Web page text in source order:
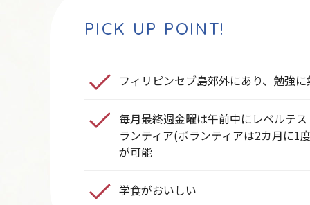
PICK UP POINT!
フィリピンセブ島郊外にあり、勉強
毎月最終週金曜は午前中にレベルテ
ランティア(ボランティアは2カ月に1
が可能
学食がおいしい